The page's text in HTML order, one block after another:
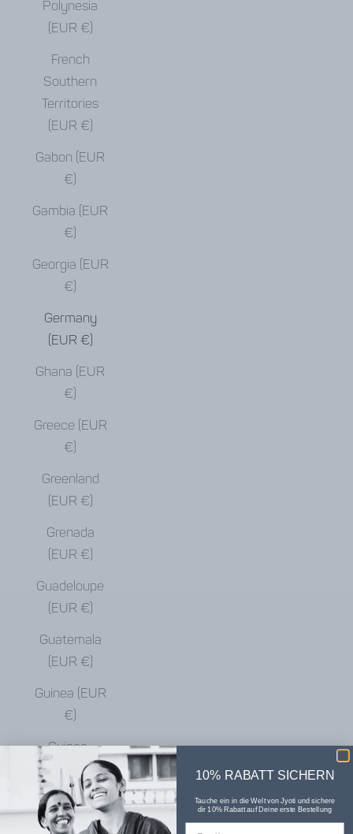
Polynesia
(EUR €)
French
Southern
Territories
(EUR €)
Gabon (EUR
€)
Gambia (EUR
€)
Georgia (EUR
€)
Germany
(EUR €)
Ghana (EUR
€)
Greece (EUR
€)
Greenland
(EUR €)
Grenada
(EUR €)
Guadeloupe
(EUR €)
Guatemala
(EUR €)
Guinea (EUR
€)
Guinea-
Bissau (EUR
€)
Guyana (EUR
10% RABATT SICHERN
Tauche ein in die Welt von Jyoti und sichere
dir 10% Rabatt auf Deine erste Bestellung